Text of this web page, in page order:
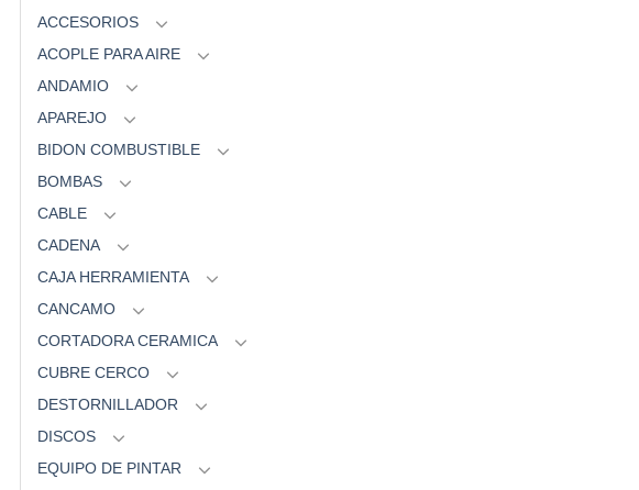
ACCESORIOS
ACOPLE PARA AIRE
ANDAMIO
APAREJO
BIDON COMBUSTIBLE
BOMBAS
CABLE
CADENA
CAJA HERRAMIENTA
CANCAMO
CORTADORA CERAMICA
CUBRE CERCO
DESTORNILLADOR
DISCOS
EQUIPO DE PINTAR